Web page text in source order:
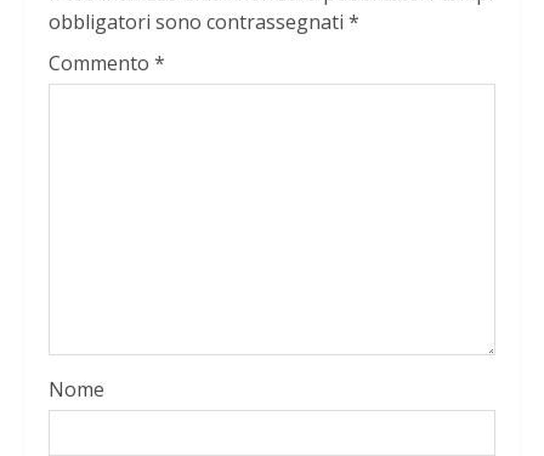
obbligatori sono contrassegnati *
Commento *
Nome